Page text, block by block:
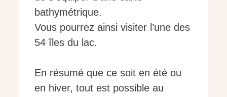
bathymétrique.
Vous pourrez ainsi visiter l’une des
54 îles du lac.
En résumé que ce soit en été ou
en hiver, tout est possible au